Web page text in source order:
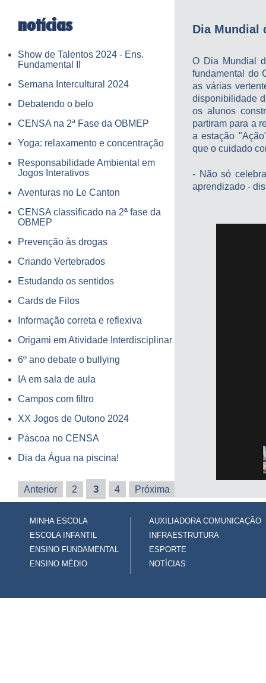
notícias
Show de Talentos 2024 - Ens.
Fundamental II
Semana Intercultural 2024
Debatendo o belo
CENSA na 2ª Fase da OBMEP
Yoga: relaxamento e concentração
Responsabilidade Ambiental em
Jogos Interativos
Aventuras no Le Canton
CENSA classificado na 2ª fase da
OBMEP
Prevenção às drogas
Criando Vertebrados
Estudando os sentidos
Cards de Filos
Informação correta e reflexiva
Origami em Atividade Interdisciplinar
6º ano debate o bullying
IA em sala de aula
Campos com filtro
XX Jogos de Outono 2024
Páscoa no CENSA
Dia da Água na piscina!
Anterior 2 3 4 Próxima
Dia Mundial
O Dia Mundial
fundamental do
as várias
disponibilidade
os alunos
partiram para a
a estação
que o cuidado
- Não só
aprendizado -
MINHA ESCOLA
ESCOLA INFANTIL
ENSINO FUNDAMENTAL
ENSINO MÉDIO
AUXILIADORA COMUNICAÇÃO
INFRAESTRUTURA
ESPORTE
NOTÍCIAS